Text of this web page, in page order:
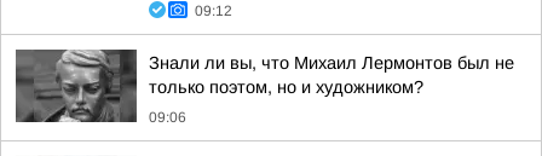
09:12
Знали ли вы, что Михаил Лермонтов был не
только поэтом, но и художником?
09:06